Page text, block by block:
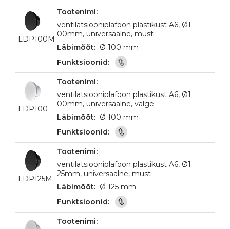
LDP100M
ventilatsiooniplafoon plastikust A6, Ø1
00mm, universaalne, must
Ø 100 mm
LDP100
ventilatsiooniplafoon plastikust A6, Ø1
00mm, universaalne, valge
Ø 100 mm
LDP125M
ventilatsiooniplafoon plastikust A6, Ø1
25mm, universaalne, must
Ø 125 mm